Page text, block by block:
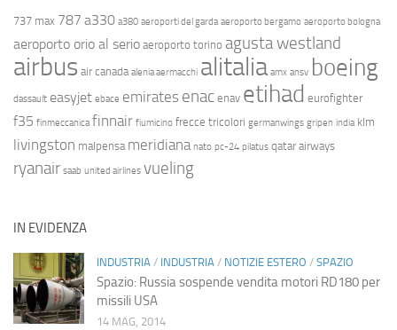
737 max 787 a330 a380 aeroporti del garda aeroporto bergamo aeroporto bologna
aeroporto orio al serio aeroporto torino agusta westland
airbus air canada alenia aermacchi alitalia amx ansv boeing
dassault easyjet ebace emirates enac enav etihad eurofighter
f35 finmeccanica finnair fiumicino frecce tricolori germanwings gripen india klm
livingston malpensa meridiana nato pc-24 pilatus qatar airways
ryanair saab united airlines vueling
IN EVIDENZA
INDUSTRIA / INDUSTRIA / NOTIZIE ESTERO / SPAZIO
Spazio: Russia sospende vendita motori RD180 per
missili USA
14 MAG, 2014